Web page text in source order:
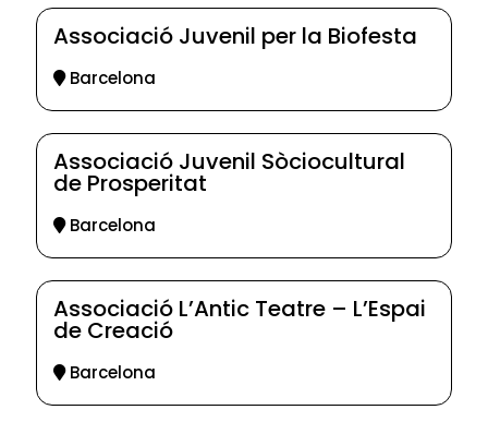
Associació Juvenil per la Biofesta
Barcelona
Associació Juvenil Sòciocultural
de Prosperitat
Barcelona
Associació L’Antic Teatre – L’Espai
de Creació
Barcelona